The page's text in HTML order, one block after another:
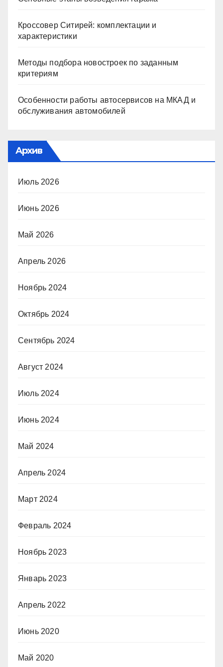
Кроссовер Ситирей: комплектации и
характеристики
Методы подбора новостроек по заданным
критериям
Особенности работы автосервисов на МКАД и
обслуживания автомобилей
Архив
Июль 2026
Июнь 2026
Май 2026
Апрель 2026
Ноябрь 2024
Октябрь 2024
Сентябрь 2024
Август 2024
Июль 2024
Июнь 2024
Май 2024
Апрель 2024
Март 2024
Февраль 2024
Ноябрь 2023
Январь 2023
Апрель 2022
Июнь 2020
Май 2020